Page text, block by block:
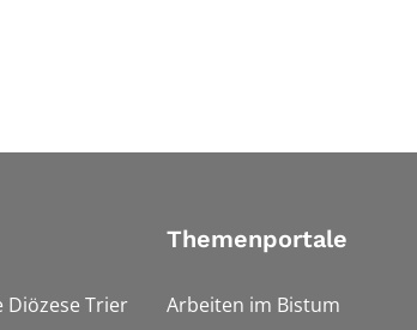
Diözese Trier
Themenportale
Arbeiten im Bistum